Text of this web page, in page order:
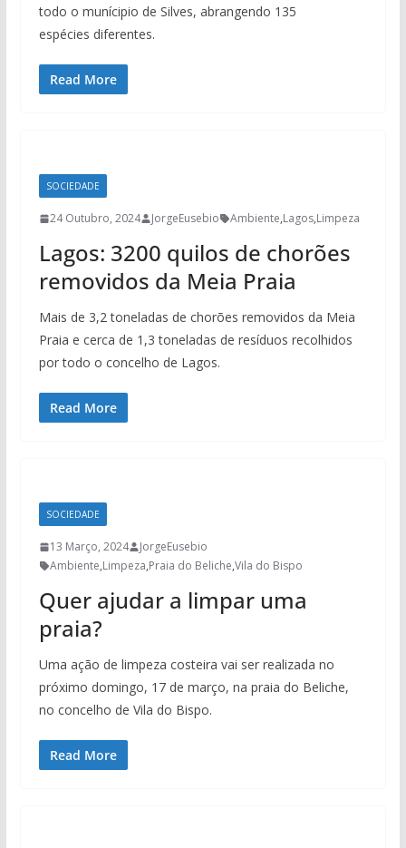
todo o munícipio de Silves, abrangendo 135
espécies diferentes.
Read More
SOCIEDADE
24 Outubro, 2024 JorgeEusebio Ambiente,Lagos,Limpeza
Lagos: 3200 quilos de chorões
removidos da Meia Praia
Mais de 3,2 toneladas de chorões removidos da Meia
Praia e cerca de 1,3 toneladas de resíduos recolhidos
por todo o concelho de Lagos.
Read More
SOCIEDADE
13 Março, 2024
JorgeEusebio
Ambiente,Limpeza,Praia do Beliche,Vila do Bispo
Quer ajudar a limpar uma
praia?
Uma ação de limpeza costeira vai ser realizada no
próximo domingo, 17 de março, na praia do Beliche,
no concelho de Vila do Bispo.
Read More